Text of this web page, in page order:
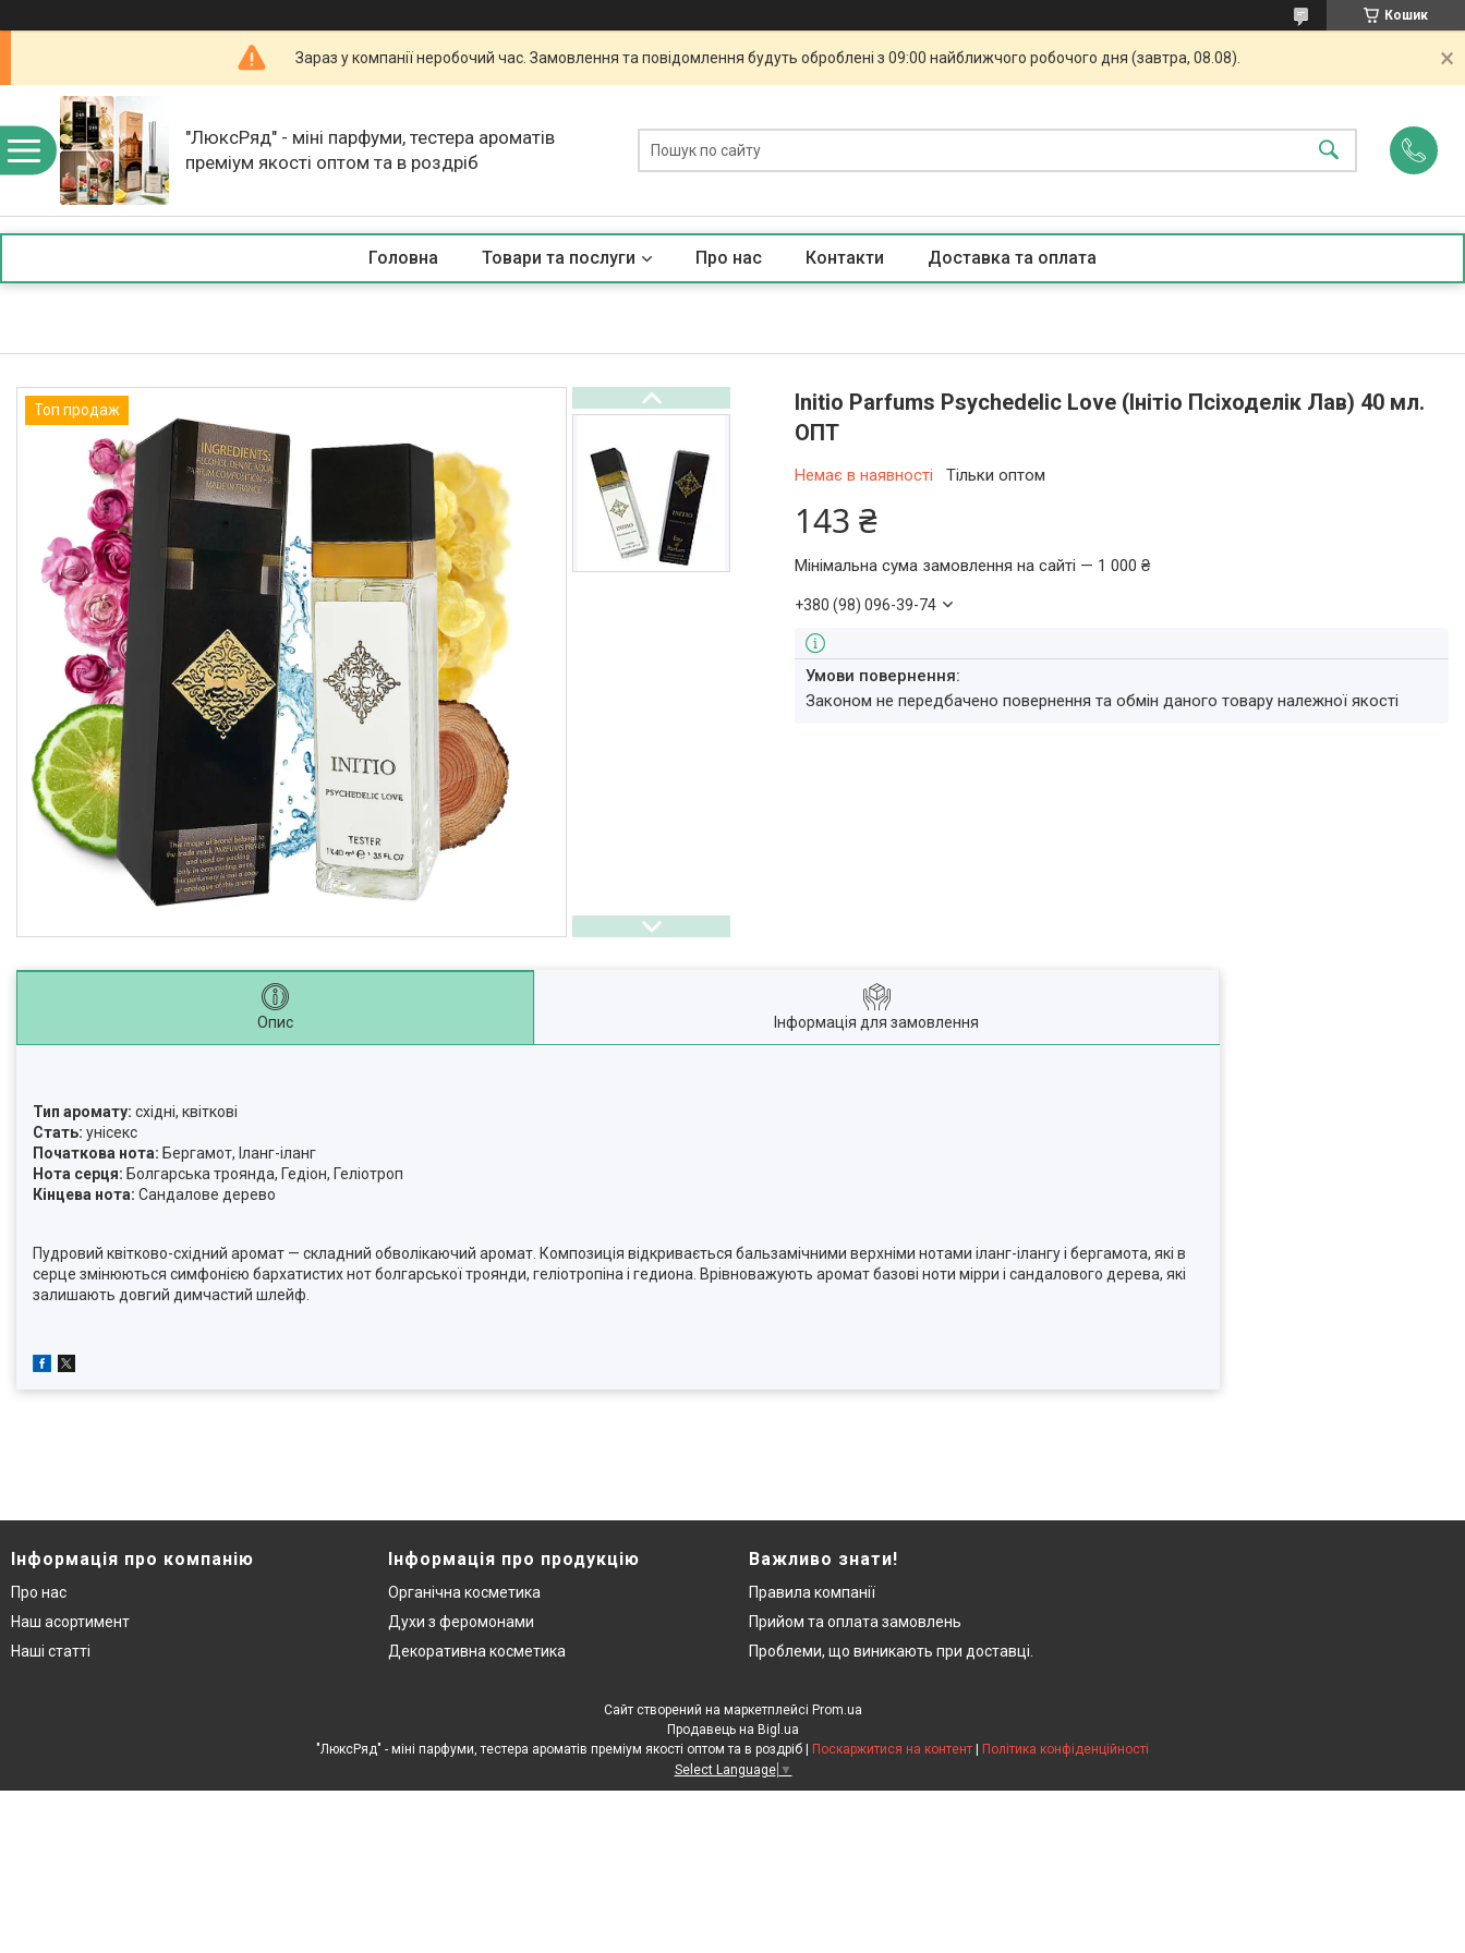
Кошик
Зараз у компанії неробочий час. Замовлення та повідомлення будуть оброблені з 09:00 найближчого робочого дня (завтра, 08.08).
"ЛюксРяд" - міні парфуми, тестера ароматів
преміум якості оптом та в роздріб
Головна Товари та послуги Про нас Контакти Доставка та оплата
Топ продаж
Initio Parfums Psychedelic Love (Iнiтiо Псiходелік Лав) 40 мл.
ОПТ
Немає в наявності Тільки оптом
143 ₴
Мінімальна сума замовлення на сайті — 1 000 ₴
+380 (98) 096-39-74
Законом не передбачено повернення та обмін даного товару належної якості
Опис Інформація для замовлення
Тип аромату: східні, квіткові
Стать: унісекс
Початкова нота: Бергамот, Іланг-іланг
Нота серця: Болгарська троянда, Гедіон, Геліотроп
Кінцева нота: Сандалове дерево
Пудровий квітково-східний аромат — складний обволікаючий аромат. Композиція відкривається бальзамічними верхніми нотами іланг-ілангу і бергамота, які в
серце змінюються симфонією бархатистих нот болгарської троянди, геліотропіна і гедиона. Врівноважують аромат базові ноти мірри і сандалового дерева, які
залишають довгий димчастий шлейф.
Інформація про компанію
Про нас
Наш асортимент
Наші статті
Інформація про продукцію
Органічна косметика
Духи з феромонами
Декоративна косметика
Важливо знати!
Правила компанії
Прийом та оплата замовлень
Проблеми, що виникають при доставці.
Сайт створений на маркетплейсі Prom.ua
Продавець на Bigl.ua
"ЛюксРяд" - міні парфуми, тестера ароматів преміум якості оптом та в роздріб | Поскаржитися на контент | Політика конфіденційності
Select Language ▼